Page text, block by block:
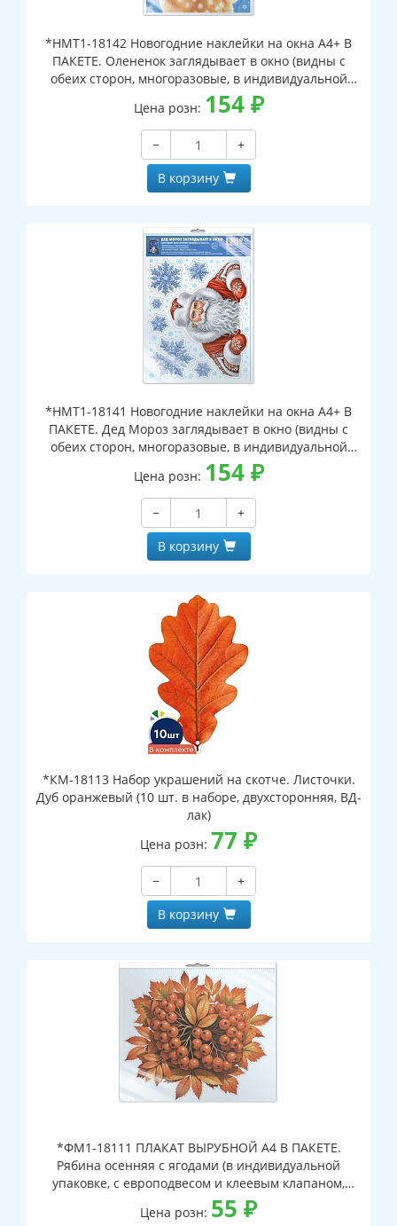
*НМТ1-18142 Новогодние наклейки на окна А4+ В
ПАКЕТЕ. Олененок заглядывает в окно (видны с
обеих сторон, многоразовые, в индивидуальной
упаковке, с европодвесом и клеевым клапаном)
Цена розн: 154₽
−
+
В корзину
*НМТ1-18141 Новогодние наклейки на окна А4+ В
ПАКЕТЕ. Дед Мороз заглядывает в окно (видны с
обеих сторон, многоразовые, в индивидуальной
упаковке, с европодвесом и клеевым клапаном)
Цена розн: 154₽
−
+
В корзину
*КМ-18113 Набор украшений на скотче. Листочки.
Дуб оранжевый (10 шт. в наборе, двухсторонняя, ВД-
лак)
Цена розн: 77 ₽
−
+
В корзину
*ФМ1-18111 ПЛАКАТ ВЫРУБНОЙ А4 В ПАКЕТЕ.
Рябина осенняя с ягодами (в индивидуальной
упаковке, с европодвесом и клеевым клапаном,
двухсторонний, ВД-лак)
Цена розн: 55 ₽